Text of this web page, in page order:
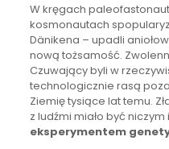
W kręgach
kosmonautach
Dänikena – upadli
nową tożsamość.
Czuwający byli w
technologicznie rasą
Ziemię tysiące lat temu.
z ludźmi miało być niczym
eksperymentem